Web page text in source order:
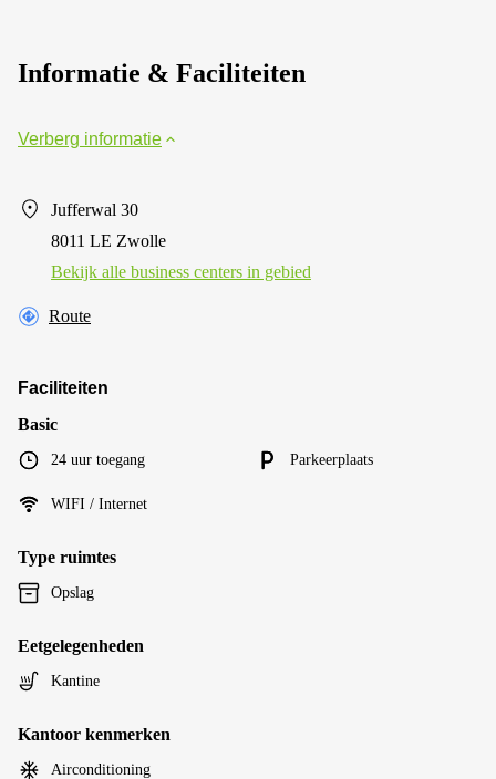
Informatie & Faciliteiten
Verberg informatie
Jufferwal 30
8011 LE Zwolle
Bekijk alle business centers in gebied
Route
Faciliteiten
Basic
24 uur toegang Parkeerplaats
WIFI / Internet
Type ruimtes
Opslag
Eetgelegenheden
Kantine
Kantoor kenmerken
Airconditioning